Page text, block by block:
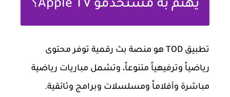
يهتم به مستخدمو Apple TV؟
تطبيق TOD هو منصة بث رقمية توفر محتوى
رياضياً وترفيهياً متنوعاً، وتشمل مباريات رياضية
مباشرة وأفلاماً ومسلسلات وبرامج وثائقية.